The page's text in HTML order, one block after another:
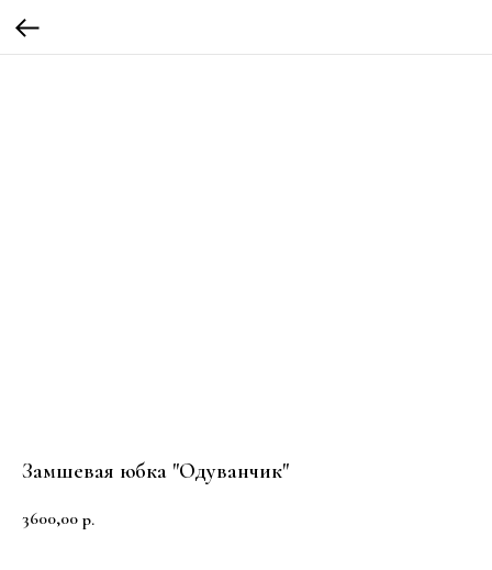
Замшевая юбка "Одуванчик"
3600,00 р.